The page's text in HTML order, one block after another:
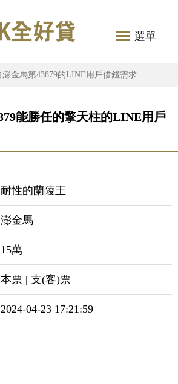
選單
澎金馬第43879的LINE用戶借錢需求
能勝任的擎天柱的LINE用戶
耐性的蘭陵王
澎金馬
15萬
本票 | 支(客)票
2024-04-23 17:21:59